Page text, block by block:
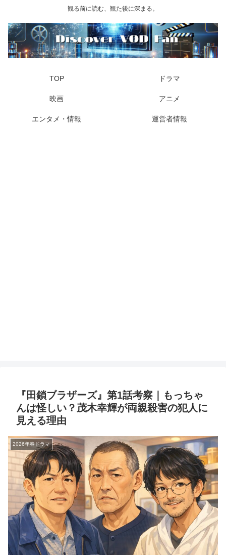
観る前に読む、観た後に深まる。
TOP ドラマ
映画 アニメ
エンタメ・情報 運営者情報
『田鎖ブラザーズ』第1話考察｜もっちゃ
んは怪しい？茂木幸輝が両親殺害の犯人に
見える理由
2026年春ドラマ